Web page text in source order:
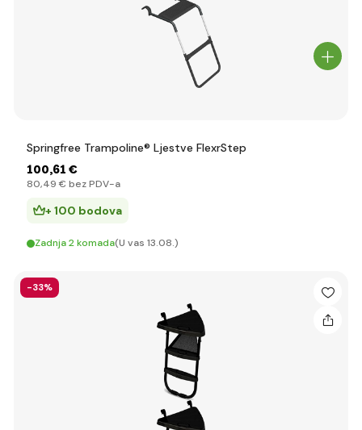
Springfree Trampoline® Ljestve FlexrStep
100,61 €
80,49 € bez PDV-a
+ 100 bodova
Zadnja 2 komada(U vas 13.08.)
-33%